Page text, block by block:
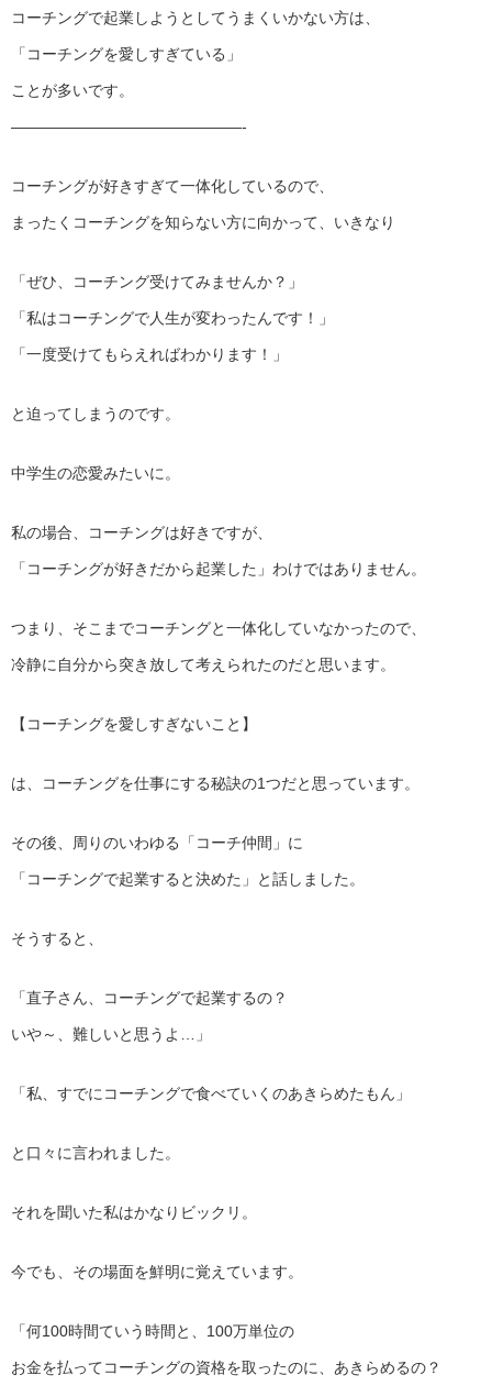
コーチングで起業しようとしてうまくいかない方は、
「コーチングを愛しすぎている」
ことが多いです。
———————————————-
コーチングが好きすぎて一体化しているので、
まったくコーチングを知らない方に向かって、いきなり
「ぜひ、コーチング受けてみませんか？」
「私はコーチングで人生が変わったんです！」
「一度受けてもらえればわかります！」
と迫ってしまうのです。
中学生の恋愛みたいに。
私の場合、コーチングは好きですが、
「コーチングが好きだから起業した」わけではありません。
つまり、そこまでコーチングと一体化していなかったので、
冷静に自分から突き放して考えられたのだと思います。
【コーチングを愛しすぎないこと】
は、コーチングを仕事にする秘訣の1つだと思っています。
その後、周りのいわゆる「コーチ仲間」に
「コーチングで起業すると決めた」と話しました。
そうすると、
「直子さん、コーチングで起業するの？
いや～、難しいと思うよ…」
「私、すでにコーチングで食べていくのあきらめたもん」
と口々に言われました。
それを聞いた私はかなりビックリ。
今でも、その場面を鮮明に覚えています。
「何100時間ていう時間と、100万単位の
お金を払ってコーチングの資格を取ったのに、あきらめるの？